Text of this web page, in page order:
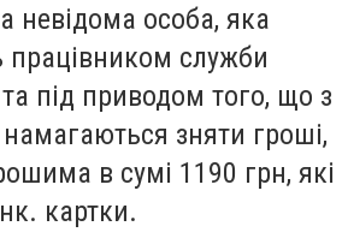
невідома особа, яка
працівником служби
під приводом того, що з
намагаються зняти гроші,
в сумі 1190 грн, які
картки.